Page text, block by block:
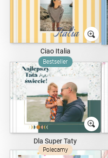
Ciao Italia
Bestseller
Dla Super Taty
Polecamy